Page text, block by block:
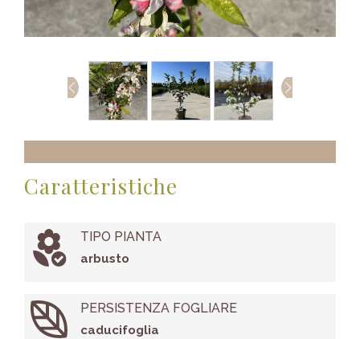
Caratteristiche
TIPO PIANTA
arbusto
PERSISTENZA FOGLIARE
caducifoglia